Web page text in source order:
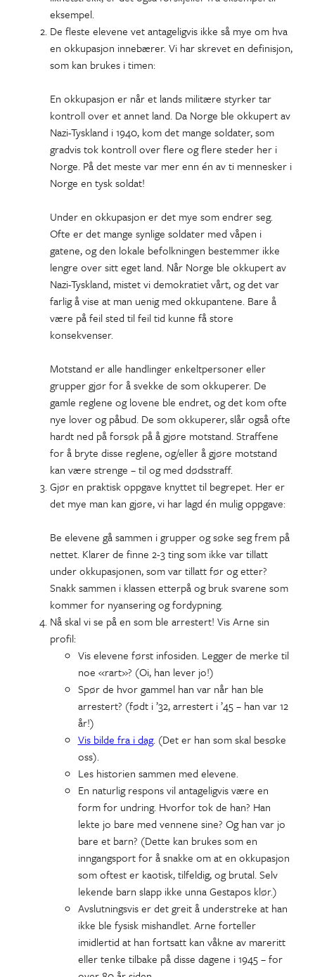
eksempel.
De fleste elevene vet antageligvis ikke så mye om hva
en okkupasjon innebærer. Vi har skrevet en definisjon,
som kan brukes i timen:
En okkupasjon er når et lands militære styrker tar
kontroll over et annet land. Da Norge ble okkupert av
Nazi-Tyskland i 1940, kom det mange soldater, som
gradvis tok kontroll over flere og flere steder her i
Norge. På det meste var mer enn én av ti mennesker i
Norge en tysk soldat!
Under en okkupasjon er det mye som endrer seg.
Ofte er det mange synlige soldater med våpen i
gatene, og den lokale befolkningen bestemmer ikke
lengre over sitt eget land. Når Norge ble okkupert av
Nazi-Tyskland, mistet vi demokratiet vårt, og det var
farlig å vise at man uenig med okkupantene. Bare å
være på feil sted til feil tid kunne få store
konsekvenser.
Motstand er alle handlinger enkeltpersoner eller
grupper gjør for å svekke de som okkuperer. De
gamle reglene og lovene ble endret, og det kom ofte
nye lover og påbud. De som okkuperer, slår også ofte
hardt ned på forsøk på å gjøre motstand. Straffene
for å bryte disse reglene, og/eller å gjøre motstand
kan være strenge – til og med dødsstraff.
Gjør en praktisk oppgave knyttet til begrepet. Her er
det mye man kan gjøre, vi har lagd én mulig oppgave:
Be elevene gå sammen i grupper og søke seg frem på
nettet. Klarer de finne 2-3 ting som ikke var tillatt
under okkupasjonen, som var tillatt før og etter?
Snakk sammen i klassen etterpå og bruk svarene som
kommer for nyansering og fordypning.
Nå skal vi se på en som ble arrestert! Vis Arne sin
profil:
Vis elevene først infosiden. Legger de merke til
noe «rart»? (Oi, han lever jo!)
Spør de hvor gammel han var når han ble
arrestert? (født i ’32, arrestert i ’45 – han var 12
år!)
Vis bilde fra i dag. (Det er han som skal besøke
oss).
Les historien sammen med elevene.
En naturlig respons vil antageligvis være en
form for undring. Hvorfor tok de han? Han
lekte jo bare med vennene sine? Og han var jo
bare et barn? (Dette kan brukes som en
inngangsport for å snakke om at en okkupasjon
som oftest er kaotisk, tilfeldig, og brutal. Selv
lekende barn slapp ikke unna Gestapos klør.)
Avslutningsvis er det greit å understreke at han
ikke ble fysisk mishandlet. Arne forteller
imidlertid at han fortsatt kan våkne av mareritt
eller tenke tilbake på disse dagene i 1945 – for